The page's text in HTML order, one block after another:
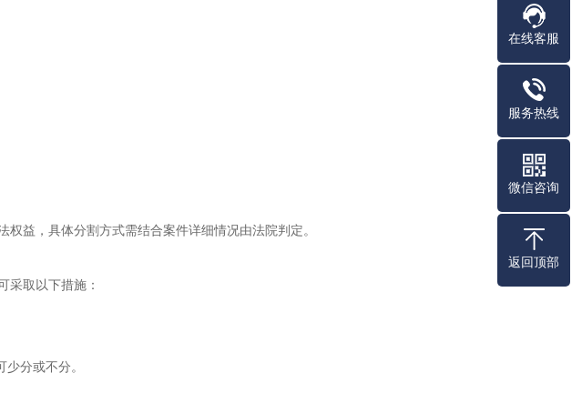
益，具体分割方式需结合案件详细情况由法院判定。
采取以下措施：
分或不分。
在线客服
服务热线
微信咨询
返回顶部